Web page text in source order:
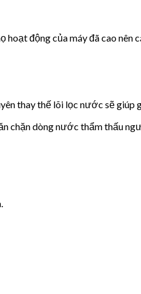
động của máy đã cao nên
thay thế lõi lọc nước sẽ giúp
chặn dòng nước thẩm thấu